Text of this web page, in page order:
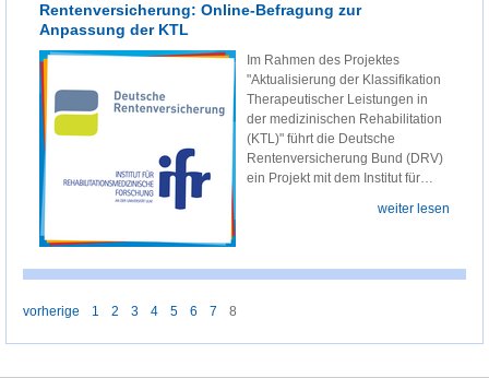
Rentenversicherung: Online-Befragung zur
Anpassung der KTL
Im Rahmen des Projektes
"Aktualisierung der Klassifikation
Therapeutischer Leistungen in
der medizinischen Rehabilitation
(KTL)" führt die Deutsche
Rentenversicherung Bund (DRV)
ein Projekt mit dem Institut für…
weiter lesen
vorherige 1 2 3 4 5 6 7 8